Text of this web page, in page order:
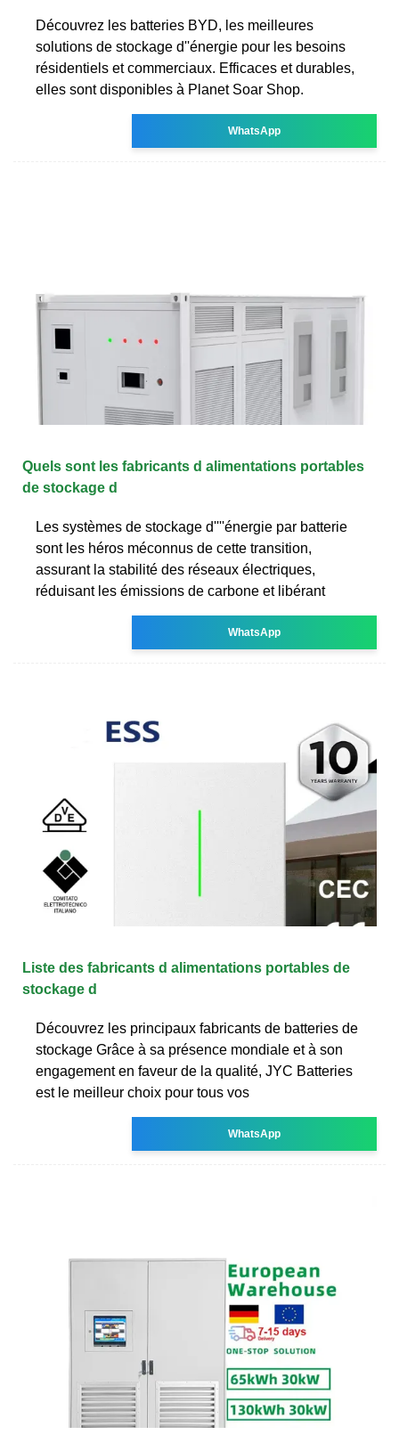
Découvrez les batteries BYD, les meilleures
solutions de stockage d''énergie pour les besoins
résidentiels et commerciaux. Efficaces et durables,
elles sont disponibles à Planet Soar Shop.
WhatsApp
Quels sont les fabricants d alimentations portables
de stockage d
Les systèmes de stockage d''''énergie par batterie
sont les héros méconnus de cette transition,
assurant la stabilité des réseaux électriques,
réduisant les émissions de carbone et libérant
WhatsApp
Liste des fabricants d alimentations portables de
stockage d
Découvrez les principaux fabricants de batteries de
stockage Grâce à sa présence mondiale et à son
engagement en faveur de la qualité, JYC Batteries
est le meilleur choix pour tous vos
WhatsApp